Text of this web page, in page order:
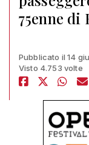
75enne di
Pubblicato il 14
Visto 4.753 volte